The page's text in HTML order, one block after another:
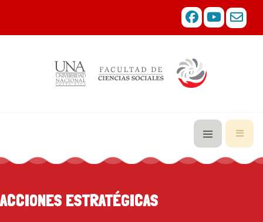
ACCIONES ESTRATÉGICAS